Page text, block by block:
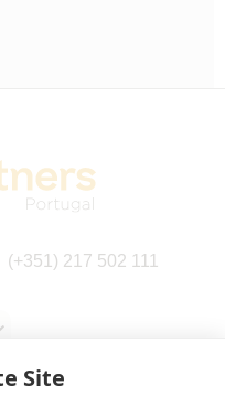
Site
(+351) 217 502 111